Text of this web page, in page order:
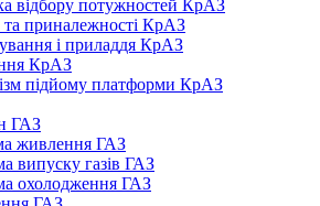
відбору потужностей КрАЗ
та приналежності КрАЗ
і приладдя КрАЗ
КрАЗ
підйому платформи КрАЗ
ГАЗ
живлення ГАЗ
випуску газів ГАЗ
охолодження ГАЗ